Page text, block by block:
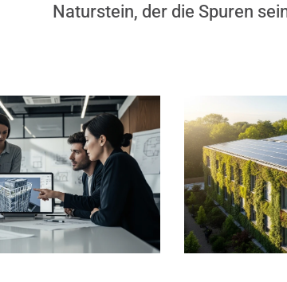
Naturstein, der die Spuren